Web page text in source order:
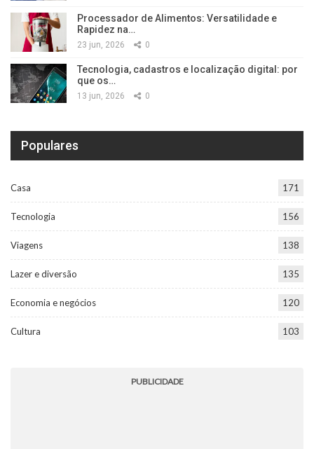
Processador de Alimentos: Versatilidade e
Rapidez na…
23 jun, 2026 0
Tecnologia, cadastros e localização digital: por
que os…
13 jun, 2026 0
Populares
Casa 171
Tecnologia 156
Viagens 138
Lazer e diversão 135
Economia e negócios 120
Cultura 103
PUBLICIDADE